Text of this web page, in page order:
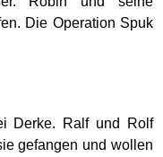
Die Operation Spuk
Derke. Ralf und Rolf
gefangen und wollen